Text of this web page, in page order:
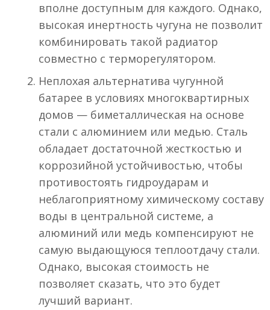
вполне доступным для каждого. Однако,
высокая инертность чугуна не позволит
комбинировать такой радиатор
совместно с терморегулятором.
Неплохая альтернатива чугунной
батарее в условиях многоквартирных
домов — биметаллическая на основе
стали с алюминием или медью. Сталь
обладает достаточной жесткостью и
коррозийной устойчивостью, чтобы
противостоять гидроударам и
неблагоприятному химическому составу
воды в центральной системе, а
алюминий или медь компенсируют не
самую выдающуюся теплоотдачу стали.
Однако, высокая стоимость не
позволяет сказать, что это будет
лучший вариант.